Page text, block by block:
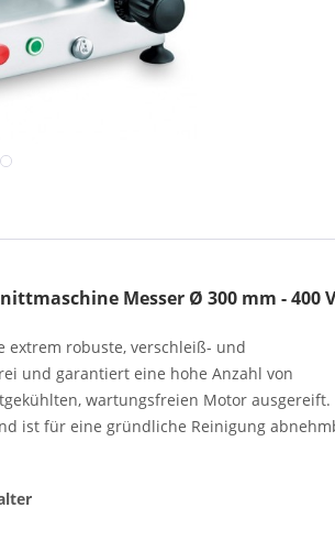
Messer Ø 300 mm - 400
extrem robuste, verschleiß- und
und garantiert eine hohe Anzahl von
wartungsfreien Motor ausgereift.
ist für eine gründliche Reinigung